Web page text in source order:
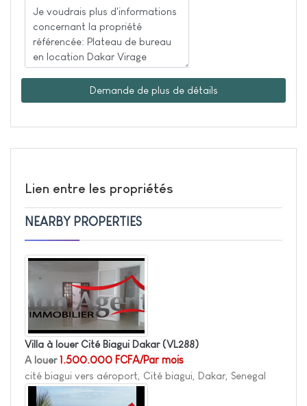
Demande de plus de détails
Lien entre les propriétés
NEARBY PROPERTIES
Villa à louer Cité Biagui Dakar (VL288)
A louer1.500.000 FCFA/Par mois
cité biagui vers aéroport, Cité biagui, Dakar, Senegal